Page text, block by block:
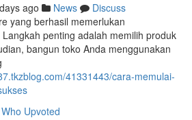
ago News
Discuss
yang berhasil memerlukan
penting adalah memilih produk
bangun toko Anda menggunakan
41331443/cara-memulai-
Who Upvoted